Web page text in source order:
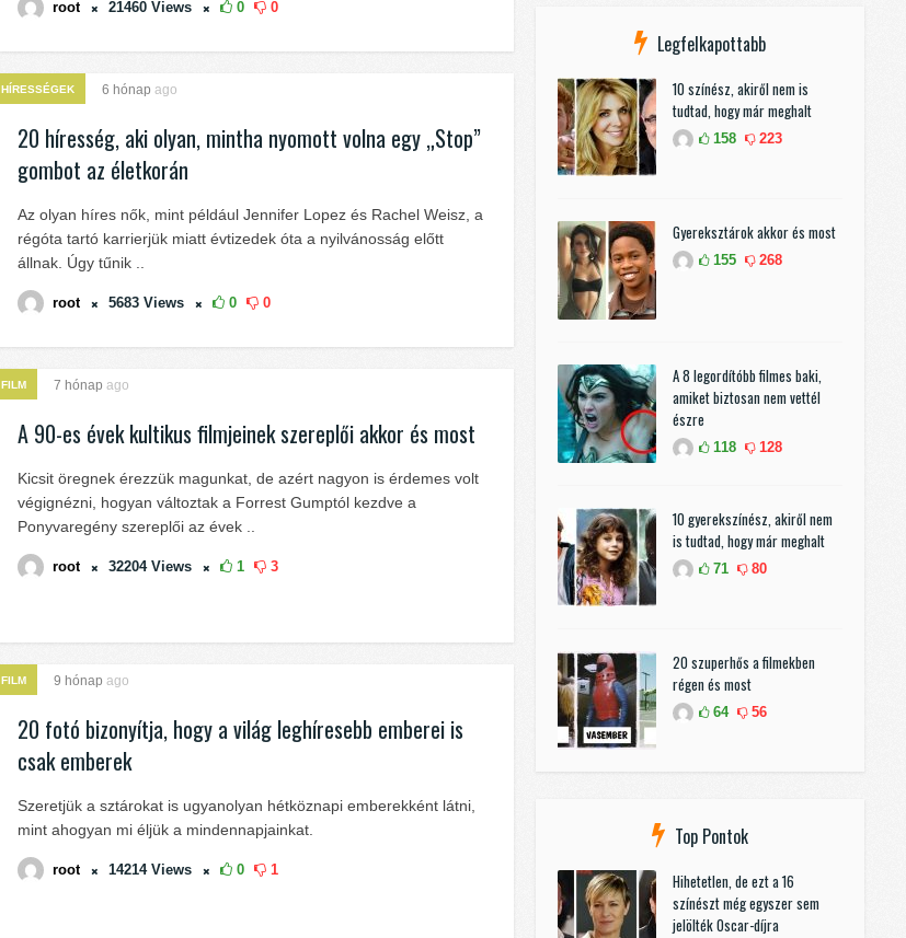
root 21460 Views 0 0
HÍRESSÉGEK 6 hónap ago
20 híresség, aki olyan, mintha nyomott volna egy „Stop”
gombot az életkorán
Az olyan híres nők, mint például Jennifer Lopez és Rachel Weisz, a
régóta tartó karrierjük miatt évtizedek óta a nyilvánosság előtt
állnak. Úgy tűnik ..
root 5683 Views 0 0
FILM 7 hónap ago
A 90-es évek kultikus filmjeinek szereplői akkor és most
Kicsit öregnek érezzük magunkat, de azért nagyon is érdemes volt
végignézni, hogyan változtak a Forrest Gumptól kezdve a
Ponyvaregény szereplői az évek ..
root 32204 Views 1 3
FILM 9 hónap ago
20 fotó bizonyítja, hogy a világ leghíresebb emberei is
csak emberek
Szeretjük a sztárokat is ugyanolyan hétköznapi emberekként látni,
mint ahogyan mi éljük a mindennapjainkat.
root 14214 Views 0 1
Legfelkapottabb
10 színész, akiről nem is
tudtad, hogy már meghalt
158 223
Gyereksztárok akkor és most
155 268
A 8 legordítóbb filmes baki,
amiket biztosan nem vettél
észre
118 128
10 gyerekszínész, akiről nem
is tudtad, hogy már meghalt
71 80
20 szuperhős a filmekben
régen és most
64 56
Top Pontok
Hihetetlen, de ezt a 16
színészt még egyszer sem
jelölték Oscar-díjra